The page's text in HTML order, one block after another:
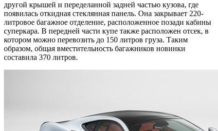
другой крышей и переделанной задней частью кузова, где
появилась откидная стеклянная панель. Она закрывает 220-
литровое багажное отделение, расположенное позади кабины
суперкара. В передней части купе также расположен отсек, в
котором можно перевозить до 150 литров груза. Таким
образом, общая вместительность багажников новинки
составила 370 литров.